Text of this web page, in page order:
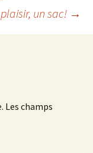
un sac! →
Les champs